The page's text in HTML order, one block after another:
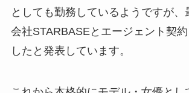
としても勤務しているようですが、
会社STARBASEとエージェント契
したと発表しています。